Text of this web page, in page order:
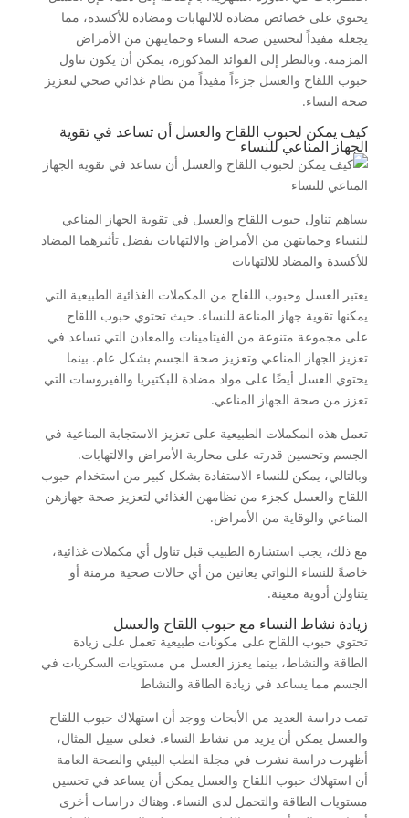
يحتوي على خصائص مضادة للالتهابات ومضادة للأكسدة، مما
يجعله مفيداً لتحسين صحة النساء وحمايتهن من الأمراض
المزمنة. وبالنظر إلى الفوائد المذكورة، يمكن أن يكون تناول
حبوب اللقاح والعسل جزءاً مفيداً من نظام غذائي صحي لتعزيز
صحة النساء.
كيف يمكن لحبوب اللقاح والعسل أن تساعد في تقوية
الجهاز المناعي للنساء
يساهم تناول حبوب اللقاح والعسل في تقوية الجهاز المناعي
للنساء وحمايتهن من الأمراض والالتهابات بفضل تأثيرهما المضاد
للأكسدة والمضاد للالتهابات
يعتبر العسل وحبوب اللقاح من المكملات الغذائية الطبيعية التي
يمكنها تقوية جهاز المناعة للنساء. حيث تحتوي حبوب اللقاح
على مجموعة متنوعة من الفيتامينات والمعادن التي تساعد في
تعزيز الجهاز المناعي وتعزيز صحة الجسم بشكل عام. بينما
يحتوي العسل أيضًا على مواد مضادة للبكتيريا والفيروسات التي
تعزز من صحة الجهاز المناعي.
تعمل هذه المكملات الطبيعية على تعزيز الاستجابة المناعية في
الجسم وتحسين قدرته على محاربة الأمراض والالتهابات.
وبالتالي، يمكن للنساء الاستفادة بشكل كبير من استخدام حبوب
اللقاح والعسل كجزء من نظامهن الغذائي لتعزيز صحة جهازهن
المناعي والوقاية من الأمراض.
مع ذلك، يجب استشارة الطبيب قبل تناول أي مكملات غذائية،
خاصةً للنساء اللواتي يعانين من أي حالات صحية مزمنة أو
يتناولن أدوية معينة.
زيادة نشاط النساء مع حبوب اللقاح والعسل
تحتوي حبوب اللقاح على مكونات طبيعية تعمل على زيادة
الطاقة والنشاط، بينما يعزز العسل من مستويات السكريات في
الجسم مما يساعد في زيادة الطاقة والنشاط
تمت دراسة العديد من الأبحاث ووجد أن استهلاك حبوب اللقاح
والعسل يمكن أن يزيد من نشاط النساء. فعلى سبيل المثال،
أظهرت دراسة نشرت في مجلة الطب البيئي والصحة العامة
أن استهلاك حبوب اللقاح والعسل يمكن أن يساعد في تحسين
مستويات الطاقة والتحمل لدى النساء. وهناك دراسات أخرى